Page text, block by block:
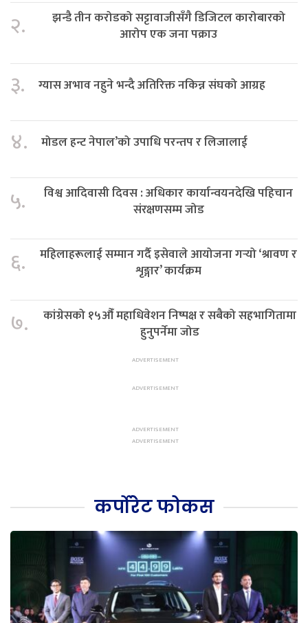
२.
झन्डै तीन करोडको सट्टावाजीसँगै डिजिटल कारोबारको
आरोप एक जना पक्राउ
३. ग्यास अभाव नहुने भन्दै अतिरिक्त नकिन्न संघको आग्रह
४. मोडल हन्ट नेपाल’को उपाधि परन्तप र लिजालाई
५.
विश्व आदिवासी दिवस : अधिकार कार्यान्वयनदेखि पहिचान
संरक्षणसम्म जोड
६.
महिलाहरूलाई सम्मान गर्दै इसेवाले आयोजना गर्‍यो ‘श्रावण र
शृङ्गार’ कार्यक्रम
७.
कांग्रेसको १५औँ महाधिवेशन निष्पक्ष र सबैको सहभागितामा
हुनुपर्नेमा जोड
कर्पोरेट फोकस